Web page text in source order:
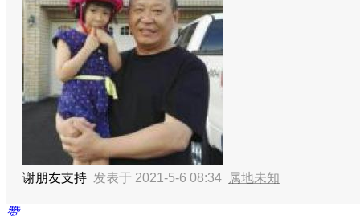
谢朋友支持 发表于 2021-5-6 08:34 属地未知
赞